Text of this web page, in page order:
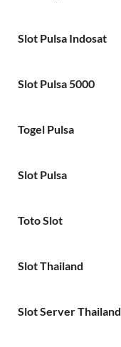
Slot Pulsa Indosat
Slot Pulsa 5000
Togel Pulsa
Slot Pulsa
Toto Slot
Slot Thailand
Slot Server Thailand